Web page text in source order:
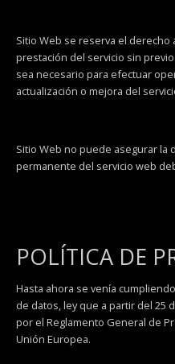
Sitio Web se reserva el
prestación del servicio sin
sea necesario para efectuar
actualización o mejora del
Sitio Web no puede asegurar la
permanente del servicio web
POLÍTICA DE
Hasta ahora se venía
de datos, ley que a partir del 25
por el Reglamento General de
Unión Europea.